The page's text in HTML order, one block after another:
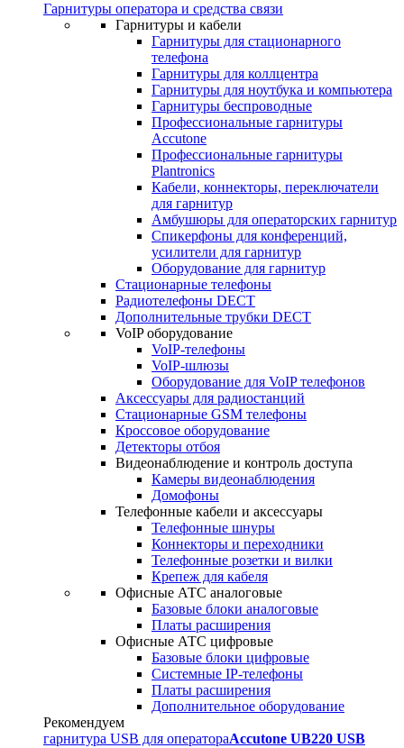
Гарнитуры оператора и средства связи
Гарнитуры и кабели
Гарнитуры для стационарного
телефона
Гарнитуры для коллцентра
Гарнитуры для ноутбука и компьютера
Гарнитуры беспроводные
Профессиональные гарнитуры
Accutone
Профессиональные гарнитуры
Plantronics
Кабели, коннекторы, переключатели
для гарнитур
Амбушюры для операторских гарнитур
Cпикерфоны для конференций,
усилители для гарнитур
Оборудование для гарнитур
Стационарные телефоны
Радиотелефоны DECT
Дополнительные трубки DECT
VoIP оборудование
VoIP-телефоны
VoIP-шлюзы
Оборудование для VoIP телефонов
Аксессуары для радиостанций
Стационарные GSM телефоны
Кроссовое оборудование
Детекторы отбоя
Видеонаблюдение и контроль доступа
Камеры видеонаблюдения
Домофоны
Телефонные кабели и аксессуары
Телефонные шнуры
Коннекторы и переходники
Телефонные розетки и вилки
Крепеж для кабеля
Офисные АТС аналоговые
Базовые блоки аналоговые
Платы расширения
Офисные АТС цифровые
Базовые блоки цифровые
Системные IP-телефоны
Платы расширения
Дополнительное оборудование
Рекомендуем
гарнитура USB для оператораAccutone UB220 USB